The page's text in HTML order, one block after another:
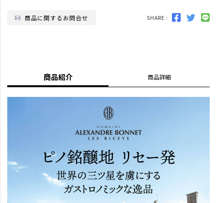
商品に関するお問合せ SHARE :
商品紹介 商品詳細